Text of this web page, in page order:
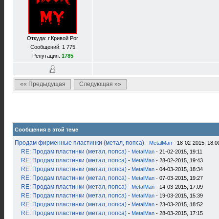
Откуда: г.Кривой Рог
Сообщений: 1 775
Репутация: 1785
«« Предыдущая Следующая »»
Сообщения в этой теме
Продам фирменные пластинки (метал, попса) - MetalMan - 18-02-2015,
RE: Продам пластинки (метал, попса) - MetalMan - 21-02-2015, 19:11
RE: Продам пластинки (метал, попса) - MetalMan - 28-02-2015, 19:43
RE: Продам пластинки (метал, попса) - MetalMan - 04-03-2015, 18:34
RE: Продам пластинки (метал, попса) - MetalMan - 07-03-2015, 19:27
RE: Продам пластинки (метал, попса) - MetalMan - 14-03-2015, 17:09
RE: Продам пластинки (метал, попса) - MetalMan - 19-03-2015, 15:39
RE: Продам пластинки (метал, попса) - MetalMan - 23-03-2015, 18:52
RE: Продам пластинки (метал, попса) - MetalMan - 28-03-2015, 17:15